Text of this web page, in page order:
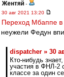
Жентяй -
30 авг 2021 13:20
Переход Мбаппе в
неужели Федун
dispatcher » 30
Кто-нибудь
участия в ФНЛ-2
классе за один